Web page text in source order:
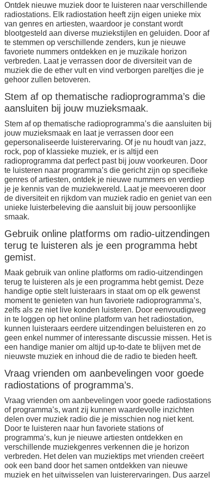
Ontdek nieuwe muziek door te luisteren naar verschillende
radiostations. Elk radiostation heeft zijn eigen unieke mix
van genres en artiesten, waardoor je constant wordt
blootgesteld aan diverse muziekstijlen en geluiden. Door af
te stemmen op verschillende zenders, kun je nieuwe
favoriete nummers ontdekken en je muzikale horizon
verbreden. Laat je verrassen door de diversiteit van de
muziek die de ether vult en vind verborgen pareltjes die je
gehoor zullen betoveren.
Stem af op thematische radioprogramma’s die
aansluiten bij jouw muzieksmaak.
Stem af op thematische radioprogramma’s die aansluiten bij
jouw muzieksmaak en laat je verrassen door een
gepersonaliseerde luisterervaring. Of je nu houdt van jazz,
rock, pop of klassieke muziek, er is altijd een
radioprogramma dat perfect past bij jouw voorkeuren. Door
te luisteren naar programma’s die gericht zijn op specifieke
genres of artiesten, ontdek je nieuwe nummers en verdiep
je je kennis van de muziekwereld. Laat je meevoeren door
de diversiteit en rijkdom van muziek radio en geniet van een
unieke luisterbeleving die aansluit bij jouw persoonlijke
smaak.
Gebruik online platforms om radio-uitzendingen
terug te luisteren als je een programma hebt
gemist.
Maak gebruik van online platforms om radio-uitzendingen
terug te luisteren als je een programma hebt gemist. Deze
handige optie stelt luisteraars in staat om op elk gewenst
moment te genieten van hun favoriete radioprogramma’s,
zelfs als ze niet live konden luisteren. Door eenvoudigweg
in te loggen op het online platform van het radiostation,
kunnen luisteraars eerdere uitzendingen beluisteren en zo
geen enkel nummer of interessante discussie missen. Het is
een handige manier om altijd up-to-date te blijven met de
nieuwste muziek en inhoud die de radio te bieden heeft.
Vraag vrienden om aanbevelingen voor goede
radiostations of programma’s.
Vraag vrienden om aanbevelingen voor goede radiostations
of programma’s, want zij kunnen waardevolle inzichten
delen over muziek radio die je misschien nog niet kent.
Door te luisteren naar hun favoriete stations of
programma’s, kun je nieuwe artiesten ontdekken en
verschillende muziekgenres verkennen die je horizon
verbreden. Het delen van muziektips met vrienden creëert
ook een band door het samen ontdekken van nieuwe
muziek en het uitwisselen van luisterervaringen. Dus aarzel